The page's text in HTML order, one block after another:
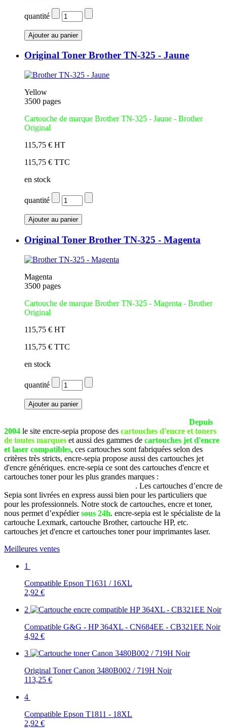
quantité
Original Toner Brother TN-325 - Jaune
Yellow
3500 pages
Cartouche de marque Brother TN-325 - Jaune - Brother
Original
115,75 € HT
115,75 € TTC
en stock
quantité
Original Toner Brother TN-325 - Magenta
Magenta
3500 pages
Cartouche de marque Brother TN-325 - Magenta - Brother
Original
115,75 € HT
115,75 € TTC
en stock
quantité
Depuis
2004 le site encre-sepia propose des cartouches d'encre et toners
de toutes marques et aussi des gammes de cartouches jet d'encre
et laser compatibles, ces cartouches sont fabriquées selon des
critères très stricts, encre-sepia propose aussi des cartouches jet
d'encre génériques. encre-sepia ce sont des cartouches d'encre et
cartouches toner pour les plus grandes marques :
. Les cartouches d’encre de
Sepia sont livrées en express aussi bien pour les particuliers que
pour les professionnels. Notre stock de cartouches, encre et toner,
nous permet d’expédiersous 24h. encre-sepia est le spécialiste de la
cartouche Lexmark, cartouche Brother, cartouche HP, etc.
cartouches jet d'encre et cartouches toner pour imprimantes laser.
Meilleures ventes
1
Compatible Epson T1631 / 16XL
2,92 €
2
Compatible G&G - HP 364XL - CN684EE - CB321EE Noir
4,92 €
3
Original Toner Canon 3480B002 / 719H Noir
113,25 €
4
Compatible Epson T1811 - 18XL
2,92 €